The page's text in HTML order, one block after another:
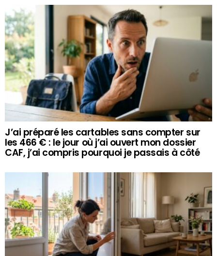
J’ai préparé les cartables sans compter sur
les 466 € : le jour où j’ai ouvert mon dossier
CAF, j’ai compris pourquoi je passais à côté